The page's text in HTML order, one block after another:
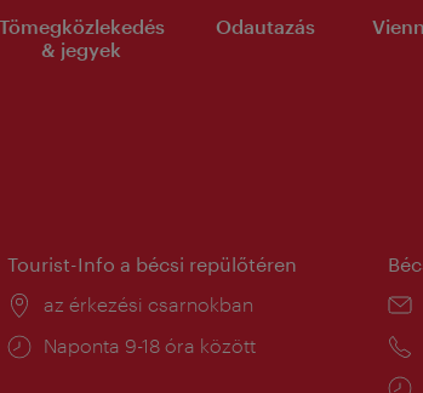
Tömegközlekedés
& jegyek
Odautazás
Tourist-Info a bécsi repülőtéren
Helyszín:
az érkezési csarnokban
Nyitva
Naponta 9-18 óra között